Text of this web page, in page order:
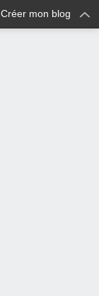
Créer mon blog